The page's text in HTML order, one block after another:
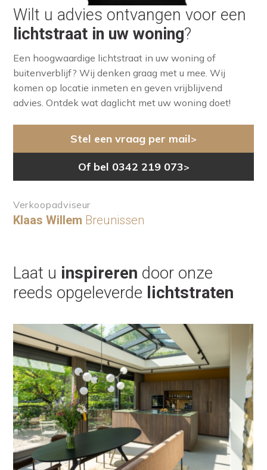
Wilt u advies ontvangen voor een
lichtstraat in uw woning?
Een hoogwaardige lichtstraat in uw woning of
buitenverblijf? Wij denken graag met u mee. Wij
komen op locatie inmeten en geven vrijblijvend
advies. Ontdek wat daglicht met uw woning doet!
Stel een vraag per mail>
Of bel 0342 219 073>
Verkoopadviseur
Klaas Willem Breunissen
Laat u inspireren door onze
reeds opgeleverde lichtstraten